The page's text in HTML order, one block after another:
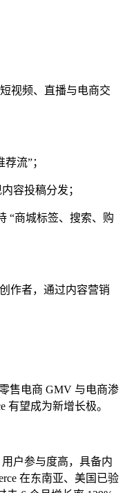
视频、直播与电商交
流”；
容投稿分发；
“商城标签、搜索、购
作者，通过内容营销
售电商 GMV 与电商渗
有望成为新增长极。
户参与度高，具备内
在东南亚、美国已验